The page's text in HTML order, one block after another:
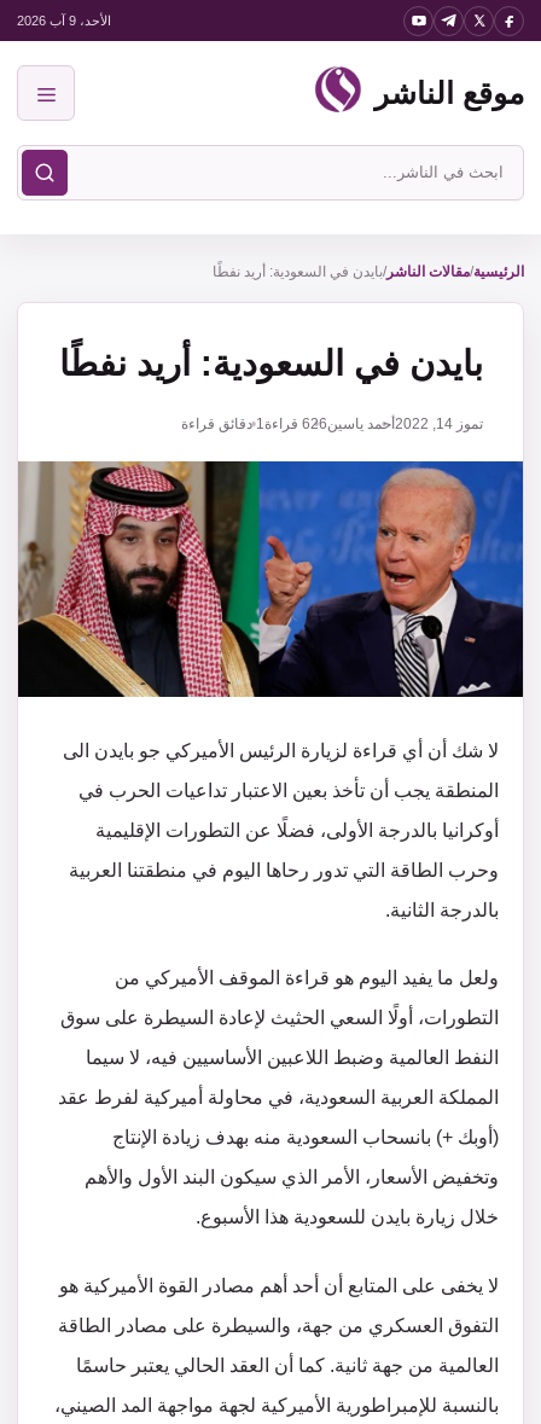
انتقل
المحتوى
الأحد، 9 آب 2026
موقع الناشر
ابحث
في
الناشر
الرئيسية/مقالات الناشر/بايدن في السعودية: أريد نفطًا
بايدن في السعودية: أريد نفطًا
تموز 14, 2022 أحمد ياسين626 قراءة1 دقائق قراءة
لا شك أن أي قراءة لزيارة الرئيس الأميركي جو بايدن الى
المنطقة يجب أن تأخذ بعين الاعتبار تداعيات الحرب في
أوكرانيا بالدرجة الأولى، فضلًا عن التطورات الإقليمية
وحرب الطاقة التي تدور رحاها اليوم في منطقتنا العربية
بالدرجة الثانية.
ولعل ما يفيد اليوم هو قراءة الموقف الأميركي من
التطورات، أولًا السعي الحثيث لإعادة السيطرة على سوق
النفط العالمية وضبط اللاعبين الأساسيين فيه، لا سيما
المملكة العربية السعودية، في محاولة أميركية لفرط عقد
(أوبك +) بانسحاب السعودية منه بهدف زيادة الإنتاج
وتخفيض الأسعار، الأمر الذي سيكون البند الأول والأهم
خلال زيارة بايدن للسعودية هذا الأسبوع.
لا يخفى على المتابع أن أحد أهم مصادر القوة الأميركية هو
التفوق العسكري من جهة، والسيطرة على مصادر الطاقة
العالمية من جهة ثانية. كما أن العقد الحالي يعتبر حاسمًا
بالنسبة للإمبراطورية الأميركية لجهة مواجهة المد الصيني،